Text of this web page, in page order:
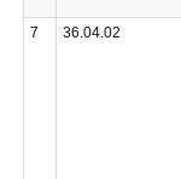
7 36.04.02